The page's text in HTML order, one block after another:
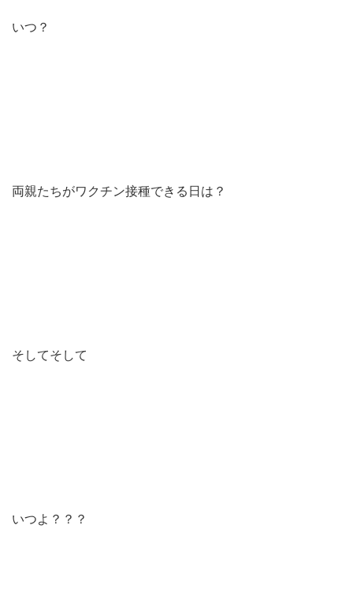
いつ？
両親たちがワクチン接種できる日は？
そしてそして
いつよ？？？